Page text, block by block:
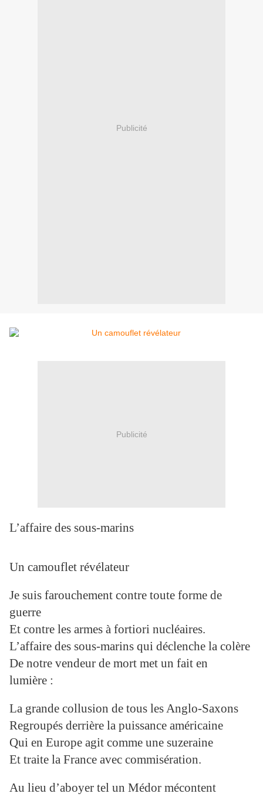
Publicité
Publicité
L’affaire des sous-marins
Un camouflet révélateur
Je suis farouchement contre toute forme de
guerre
Et contre les armes à fortiori nucléaires.
L’affaire des sous-marins qui déclenche la colère
De notre vendeur de mort met un fait en
lumière :
La grande collusion de tous les Anglo-Saxons
Regroupés derrière la puissance américaine
Qui en Europe agit comme une suzeraine
Et traite la France avec commisération.
Au lieu d’aboyer tel un Médor mécontent